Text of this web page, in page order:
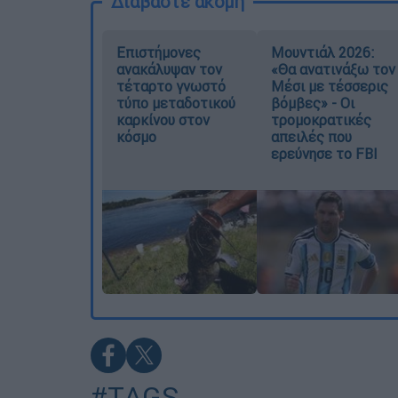
Επιστήμονες
ανακάλυψαν τον
τέταρτο γνωστό
τύπο μεταδοτικού
καρκίνου στον
κόσμο
Μουντιάλ 2026:
«Θα ανατινάξω τον
Μέσι με τέσσερις
βόμβες» - Οι
τρομοκρατικές
απειλές που
ερεύνησε το FBI